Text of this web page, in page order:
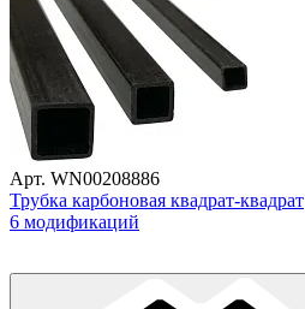
Арт. WN00208886
Трубка карбоновая квадрат-квадрат
6 модификаций